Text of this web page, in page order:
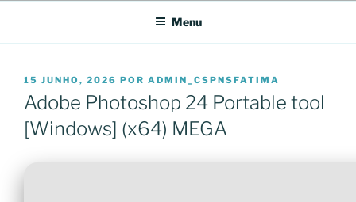
Menu
PUBLICADO
EM
15 JUNHO, 2026 POR ADMIN_CSPNSFATIMA
Adobe Photoshop 24 Portable tool
[Windows] (x64) MEGA